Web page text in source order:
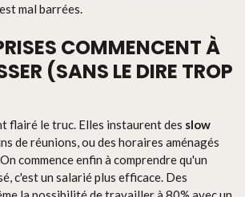
mal barrées.
COMMENCENT À
(SANS LE DIRE TROP
flairé le truc. Elles instaurent des slow
de réunions, ou des horaires aménagés
commence enfin à comprendre qu'un
c'est un salarié plus efficace. Des